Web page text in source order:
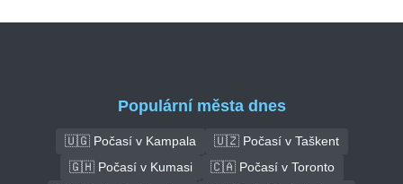
Populární města dnes
🇺🇬 Počasí v Kampala
🇺🇿 Počasí v Taškent
🇬🇭 Počasí v Kumasi
🇨🇦 Počasí v Toronto